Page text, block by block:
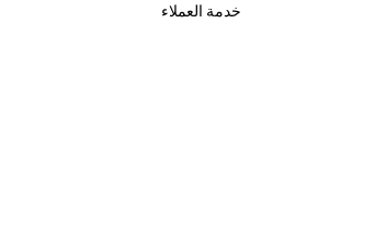
خدمة العملاء